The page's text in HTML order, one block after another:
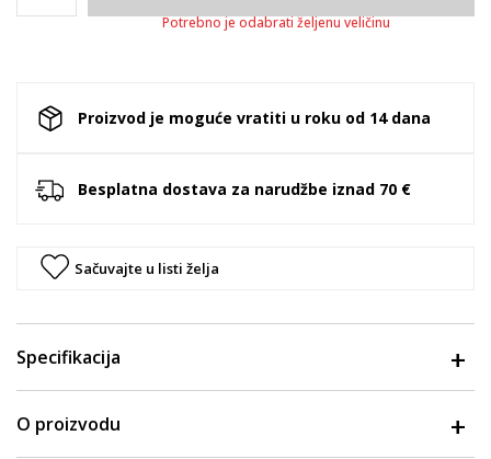
Potrebno je odabrati željenu veličinu
Proizvod je moguće vratiti u roku od 14 dana
Besplatna dostava za narudžbe iznad 70 €
Sačuvajte u listi želja
Specifikacija
O proizvodu